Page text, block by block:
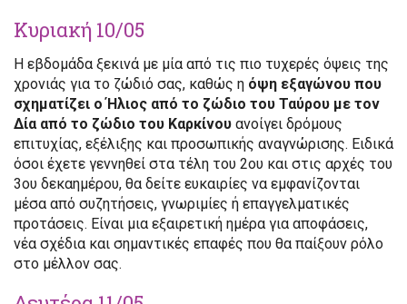
Κυριακή 10/05
Η εβδομάδα ξεκινά με μία από τις πιο τυχερές όψεις της
χρονιάς για το ζώδιό σας, καθώς η όψη εξαγώνου που
σχηματίζει ο Ήλιος από το ζώδιο του Ταύρου με τον
Δία από το ζώδιο του Καρκίνου ανοίγει δρόμους
επιτυχίας, εξέλιξης και προσωπικής αναγνώρισης. Ειδικά
όσοι έχετε γεννηθεί στα τέλη του 2ου και στις αρχές του
3ου δεκαημέρου, θα δείτε ευκαιρίες να εμφανίζονται
μέσα από συζητήσεις, γνωριμίες ή επαγγελματικές
προτάσεις. Είναι μια εξαιρετική ημέρα για αποφάσεις,
νέα σχέδια και σημαντικές επαφές που θα παίξουν ρόλο
στο μέλλον σας.